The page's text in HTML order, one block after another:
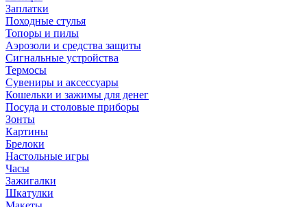
Заплатки
Походные стулья
Топоры и пилы
Аэрозоли и средства защиты
Сигнальные устройства
Термосы
Сувениры и аксессуары
Кошельки и зажимы для денег
Посуда и столовые приборы
Зонты
Картины
Брелоки
Настольные игры
Часы
Зажигалки
Шкатулки